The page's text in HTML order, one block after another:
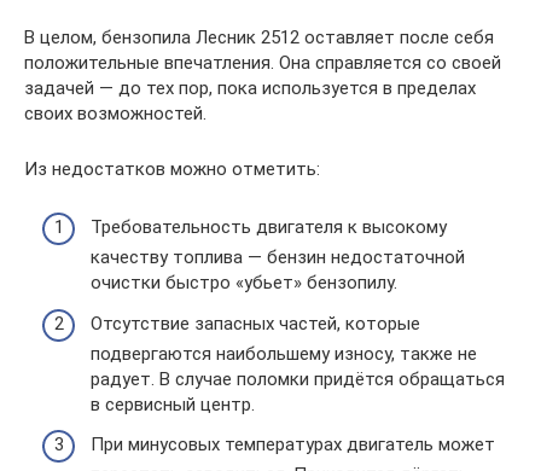
В целом, бензопила Лесник 2512 оставляет после себя
положительные впечатления. Она справляется со своей
задачей — до тех пор, пока используется в пределах
своих возможностей.
Из недостатков можно отметить:
Требовательность двигателя к высокому
качеству топлива — бензин недостаточной
очистки быстро «убьет» бензопилу.
Отсутствие запасных частей, которые
подвергаются наибольшему износу, также не
радует. В случае поломки придётся обращаться
в сервисный центр.
При минусовых температурах двигатель может